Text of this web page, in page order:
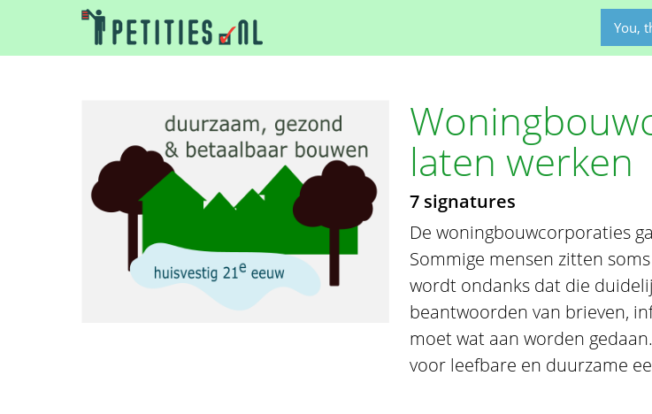
You,
laten werken
7 signatures
De woningbouwcorporaties
Sommige mensen zitten
wordt ondanks dat die
beantwoorden van brieven,
moet wat aan worden
voor leefbare en duurzame